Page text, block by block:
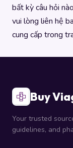
bất kỳ câu hỏi
vui lòng liên hệ
cung cấp trong
Buy
Your trusted
guidelines, and